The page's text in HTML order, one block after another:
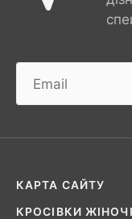
КАРТА САЙТУ
КРОСІВКИ ЖІНОЧІ